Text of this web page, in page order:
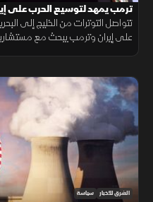
ترمب يمهد لتوسيع الحرب على
الملاحة
تتواصل التوترات من الخليج إلى
على إيران وترمب يبحث مع
الشرق للأخبار سياسة